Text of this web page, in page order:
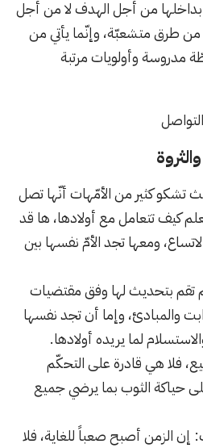
من أجل الهدف لا من أجل
من طرق متشعبّة، وإنّما يأتي من
وأولويات مرتبة
تشكو كثير من الأمّهات أنّها تصل
كيف تتعامل مع أولادها، ها قد
ومعها تجد الأمّ نفسها بين
تقم بتحديث لها وفق مقتضيات
والمبادئ، وإما أن تجد نفسها
لما يريده أولادها.
فلا هي قادرة على التحكّم
حياكة الثوب بما يرضي جميع
الزمن أصبح صعباً للغاية، فلا